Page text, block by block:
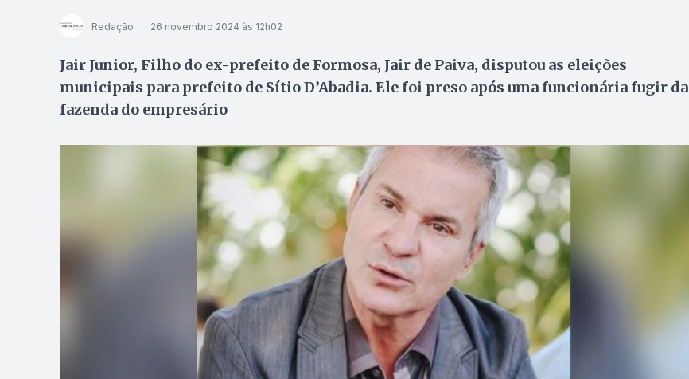
Redação 26 novembro 2024 às 12h02
Jair Junior, Filho do ex-prefeito de Formosa, Jair de Paiva, disputou as eleições
municipais para prefeito de Sítio D’Abadia. Ele foi preso após uma funcionária fugir da
fazenda do empresário